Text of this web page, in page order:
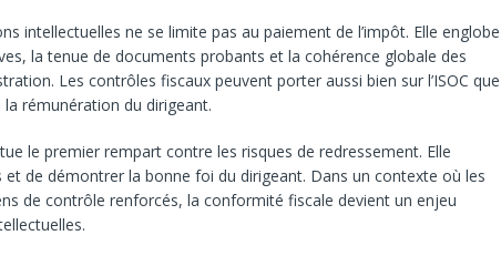
intellectuelles ne se limite pas au paiement de l’impôt. Elle englobe
la tenue de documents probants et la cohérence globale des
Les contrôles fiscaux peuvent porter aussi bien sur l’ISOC que
rémunération du dirigeant.
le premier rempart contre les risques de redressement. Elle
de démontrer la bonne foi du dirigeant. Dans un contexte où les
de contrôle renforcés, la conformité fiscale devient un enjeu